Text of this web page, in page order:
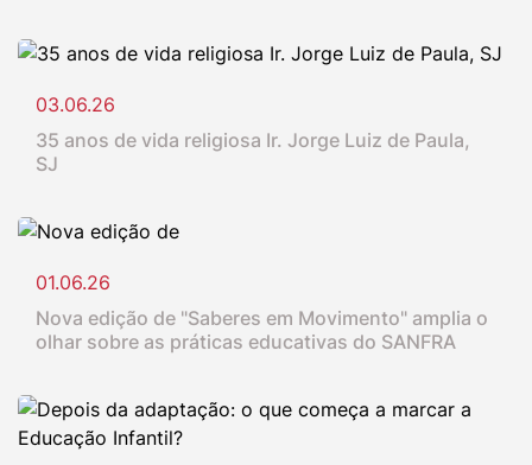
03.06.26
35 anos de vida religiosa Ir. Jorge Luiz de Paula,
SJ
01.06.26
Nova edição de "Saberes em Movimento" amplia o
olhar sobre as práticas educativas do SANFRA